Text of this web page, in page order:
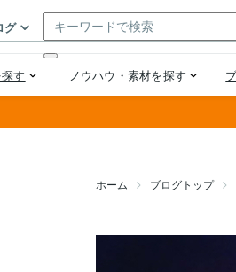
ホーム ブログトップ